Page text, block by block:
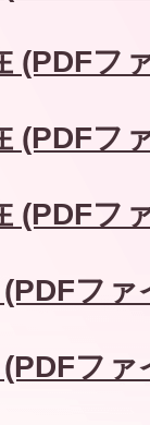
(PDFフ
(PDFフ
(PDFフ
フ
フ